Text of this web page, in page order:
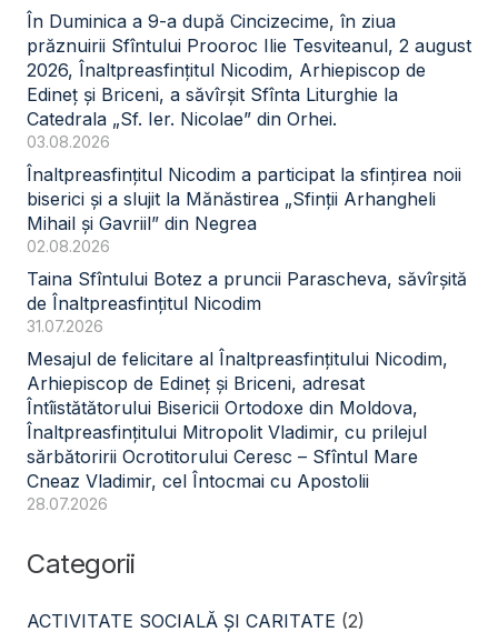
În Duminica a 9-a după Cincizecime, în ziua
prăznuirii Sfîntului Prooroc Ilie Tesviteanul, 2 august
2026, Înaltpreasfințitul Nicodim, Arhiepiscop de
Edineț și Briceni, a săvîrșit Sfînta Liturghie la
Catedrala „Sf. Ier. Nicolae” din Orhei.
03.08.2026
Înaltpreasfințitul Nicodim a participat la sfințirea noii
biserici și a slujit la Mănăstirea „Sfinții Arhangheli
Mihail și Gavriil” din Negrea
02.08.2026
Taina Sfîntului Botez a pruncii Parascheva, săvîrșită
de Înaltpreasfințitul Nicodim
31.07.2026
Mesajul de felicitare al Înaltpreasfințitului Nicodim,
Arhiepiscop de Edineț și Briceni, adresat
Întîistătătorului Bisericii Ortodoxe din Moldova,
Înaltpreasfințitului Mitropolit Vladimir, cu prilejul
sărbătoririi Ocrotitorului Ceresc – Sfîntul Mare
Cneaz Vladimir, cel Întocmai cu Apostolii
28.07.2026
Categorii
ACTIVITATE SOCIALĂ ŞI CARITATE (2)